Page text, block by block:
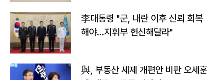
李대통령 "군, 내란 이후 신뢰 회복
해야…지휘부 헌신해달라"
與, 부동산 세제 개편안 비판 오세훈